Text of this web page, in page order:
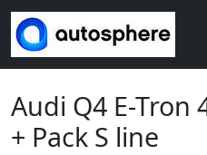
Audi Q4 E-Tron
+ Pack S line